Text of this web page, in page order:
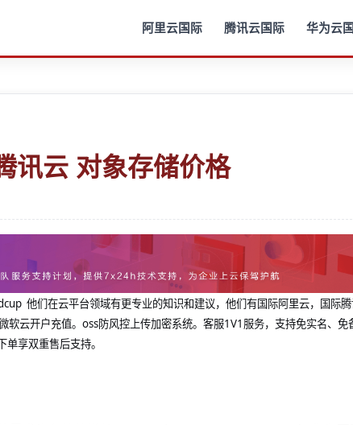
阿里云国际 腾讯云国际 华为云
讯云 对象存储价格
他们在云平台领域有更专业的知识和建议，他们有国际阿里云，国际
软云开户充值。oss防风控上传加密系统。客服1V1服务，支持免实名、免
享双重售后支持。